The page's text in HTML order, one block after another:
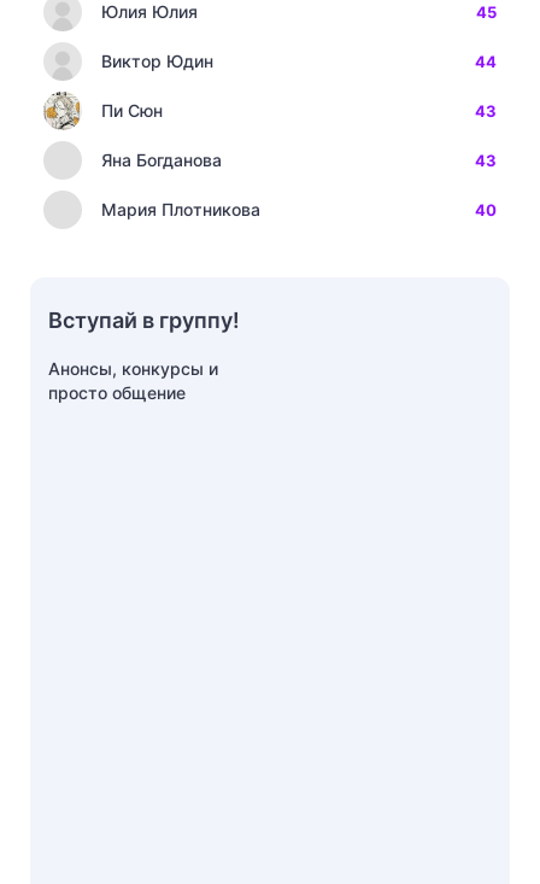
Юлия Юлия 45
Виктор Юдин 44
Пи Сюн 43
Яна Богданова 43
Мария Плотникова 40
Вступай в группу!
Анонсы, конкурсы и
просто общение